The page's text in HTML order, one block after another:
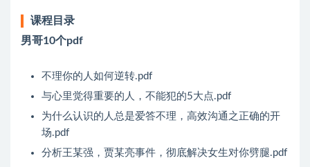
课程目录
男哥10个pdf
不理你的人如何逆转.pdf
与心里觉得重要的人，不能犯的5大点.pdf
为什么认识的人总是爱答不理，高效沟通之正确的开
场.pdf
分析王某强，贾某亮事件，彻底解决女生对你劈腿.pdf